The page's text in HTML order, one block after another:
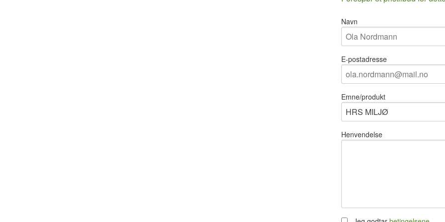
Navn
E-postadresse
Emne/produkt
Henvendelse